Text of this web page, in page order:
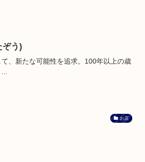
ぞう)
、新たな可能性を追求。100年以上の歳
...
お店